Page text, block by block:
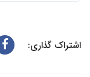
اشتراک گذاری: